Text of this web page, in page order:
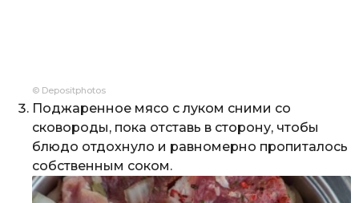
© Depositphotos
Поджаренное мясо с луком сними со
сковороды, пока отставь в сторону, чтобы
блюдо отдохнуло и равномерно пропиталось
собственным соком.